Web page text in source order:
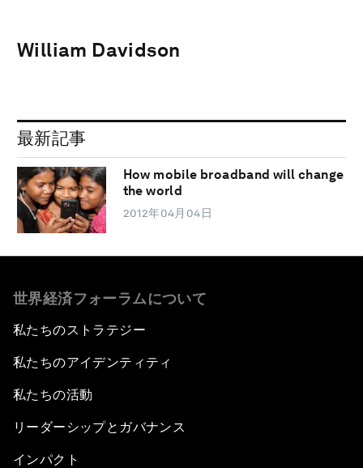
William Davidson
最新記事
How mobile broadband will change
the world
2012年04月04日
世界経済フォーラムについて
私たちのストラテジー
私たちのアイデンティティ
私たちの活動
リーダーシップとガバナンス
インパクト